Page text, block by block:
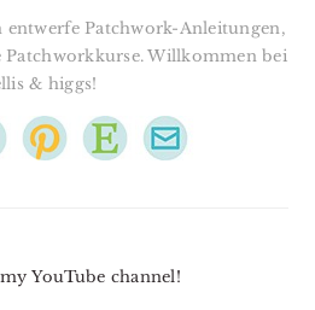
Patchwork-Anleitungen,
Patchworkkurse. Willkommen bei
& higgs!
YouTube channel!